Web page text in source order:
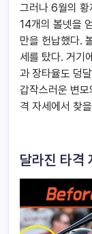
그러나 6월의
14개의 볼넷을
만을 헌납했다.
세를 탔다. 거기
과 장타율도 덩
갑작스러운 변
격 자세에서 찾
달라진 타격